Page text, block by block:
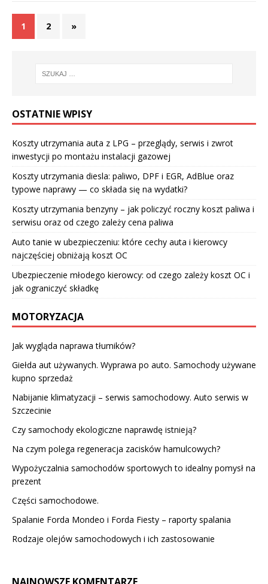
1 2 »
OSTATNIE WPISY
Koszty utrzymania auta z LPG – przeglądy, serwis i zwrot
inwestycji po montażu instalacji gazowej
Koszty utrzymania diesla: paliwo, DPF i EGR, AdBlue oraz
typowe naprawy — co składa się na wydatki?
Koszty utrzymania benzyny – jak policzyć roczny koszt paliwa i
serwisu oraz od czego zależy cena paliwa
Auto tanie w ubezpieczeniu: które cechy auta i kierowcy
najczęściej obniżają koszt OC
Ubezpieczenie młodego kierowcy: od czego zależy koszt OC i
jak ograniczyć składkę
MOTORYZACJA
Jak wygląda naprawa tłumików?
Giełda aut używanych. Wyprawa po auto. Samochody używane
kupno sprzedaż
Nabijanie klimatyzacji – serwis samochodowy. Auto serwis w
Szczecinie
Czy samochody ekologiczne naprawdę istnieją?
Na czym polega regeneracja zacisków hamulcowych?
Wypożyczalnia samochodów sportowych to idealny pomysł na
prezent
Części samochodowe.
Spalanie Forda Mondeo i Forda Fiesty – raporty spalania
Rodzaje olejów samochodowych i ich zastosowanie